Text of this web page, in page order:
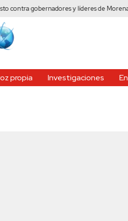
gobernadores y líderes de Morena
propia Investigaciones